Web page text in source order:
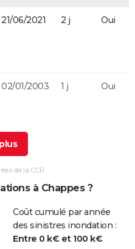
21/06/2021 2 j Oui
02/01/2003 1 j Oui
29/12/1999
22/01/1993 12 j Oui
de la CCR
à Chappes ?
Coût cumulé par année
des sinistres inondation :
Entre 0 k€ et 100 k€